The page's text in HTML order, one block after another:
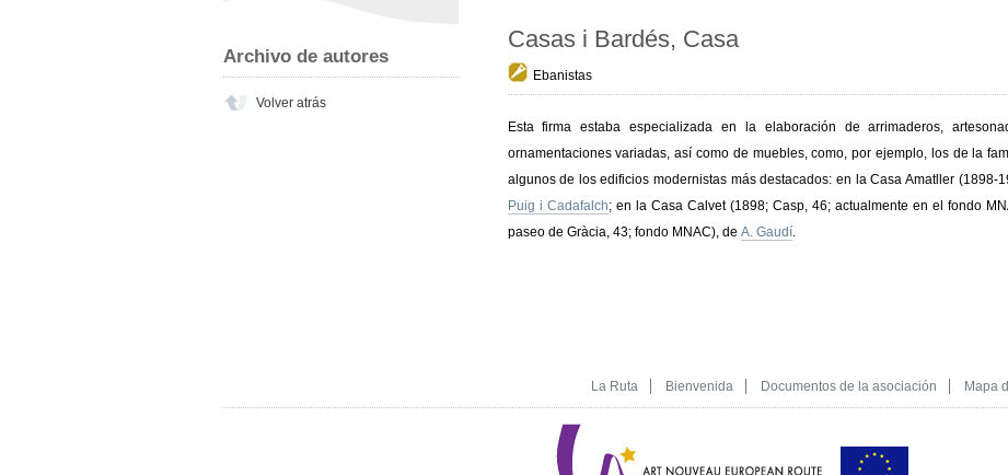
Archivo de autores
Volver atrás
Casas i Bardés, Casa
Ebanistas
Esta firma estaba especializada en la elaboración de arrimaderos,
ornamentaciones variadas, así como de muebles, como, por ejemplo, los de la
algunos de los edificios modernistas más destacados: en la Casa Amatller (1898-
Puig i Cadafalch; en la Casa Calvet (1898; Casp, 46; actualmente en el fondo
paseo de Gràcia, 43; fondo MNAC), de A. Gaudí.
La Ruta Bienvenida Documentos de la asociación Mapa